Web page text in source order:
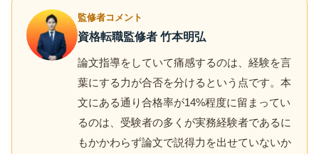
監修者コメント
資格転職監修者 竹本明弘
論文指導をしていて痛感するのは、経験を言
葉にする力が合否を分けるという点です。本
文にある通り合格率が14%程度に留まってい
るのは、受験者の多くが実務経験者であるに
もかかわらず論文で説得力を出せていないか